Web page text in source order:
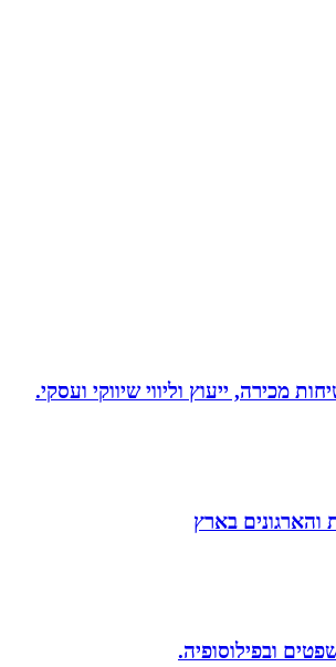
מכירה, ייעוץ וליווי שיווקי ועסקי.
והארגונים בארץ